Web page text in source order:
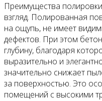
Преимущества
взгляд. Полированная
на ощупь, не имеет
дефектов. При этом
глубину, благодаря
выразительно и
значительно снижает
за поверхностью. Это
помещений с высокими